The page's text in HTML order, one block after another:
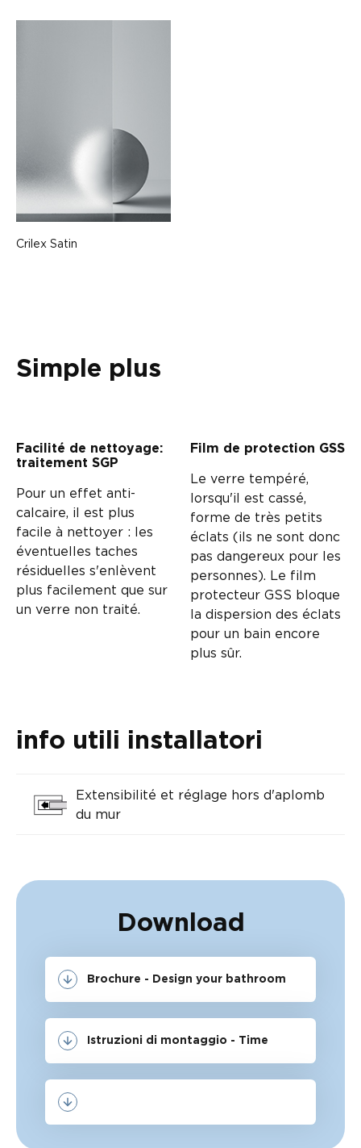
Crilex Satin
Simple plus
Facilité de nettoyage:
traitement SGP
Pour un effet anti-
calcaire, il est plus
facile à nettoyer : les
éventuelles taches
résiduelles s'enlèvent
plus facilement que sur
un verre non traité.
Film de protection GSS
Le verre tempéré,
lorsqu'il est cassé,
forme de très petits
éclats (ils ne sont donc
pas dangereux pour les
personnes). Le film
protecteur GSS bloque
la dispersion des éclats
pour un bain encore
plus sûr.
info utili installatori
Extensibilité et réglage hors d'aplomb
du mur
Download
Brochure - Design your bathroom
Istruzioni di montaggio - Time